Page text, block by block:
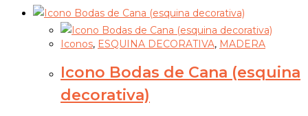
Iconos, ESQUINA DECORATIVA, MADERA
Icono Bodas de Cana (esquina
decorativa)